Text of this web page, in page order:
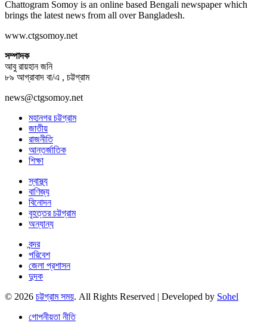
Chattogram Somoy is an online based Bengali newspaper which
brings the latest news from all over Bangladesh.
www.ctgsomoy.net
সম্পাদক
আবু রায়হান জনি
৮৯ আগ্রাবাদ বা/এ , চট্টগ্রাম
news@ctgsomoy.net
মহানগর চট্টগ্রাম
জাতীয়
রাজনীতি
আন্তর্জাতিক
শিক্ষা
স্বাস্থ্য
বাণিজ্য
বিনোদন
বৃহত্তর চট্টগ্রাম
অন্যান্য
বন্দর
পরিবেশ
জেলা প্রশাসন
দুদক
© 2026 চট্টগ্রাম সময়. All Rights Reserved | Developed by Sohel
গোপনীয়তা নীতি